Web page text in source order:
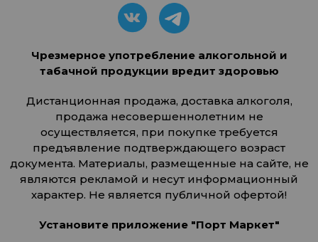
Чрезмерное употребление алкогольной и
табачной продукции вредит здоровью
Дистанционная продажа, доставка алкоголя,
продажа несовершеннолетним не
осуществляется, при покупке требуется
предъявление подтверждающего возраст
документа. Материалы, размещенные на сайте, не
являются рекламой и несут информационный
характер. Не является публичной офертой!
Установите приложение "Порт Маркет"